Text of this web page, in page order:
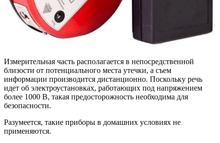
Измерительная часть располагается в непосредственной
близости от потенциального места утечки, а съем
информации производится дистанционно. Поскольку речь
идет об электроустановках, работающих под напряжением
более 1000 В, такая предосторожность необходима для
безопасности.
Разумеется, такие приборы в домашних условиях не
применяются.